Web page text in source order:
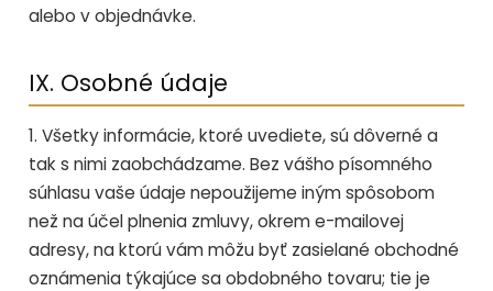
alebo v objednávke.
IX. Osobné údaje
1. Všetky informácie, ktoré uvediete, sú dôverné a
tak s nimi zaobchádzame. Bez vášho písomného
súhlasu vaše údaje nepoužijeme iným spôsobom
než na účel plnenia zmluvy, okrem e-mailovej
adresy, na ktorú vám môžu byť zasielané obchodné
oznámenia týkajúce sa obdobného tovaru; tie je